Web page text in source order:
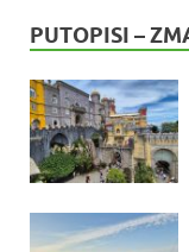
PUTOPISI –